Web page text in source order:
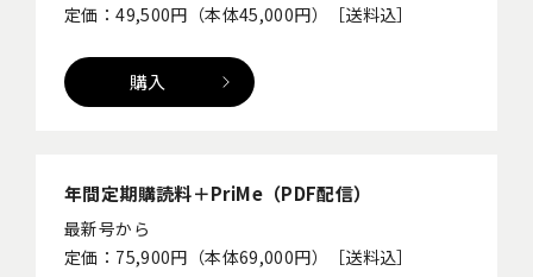
定価：49,500円（本体45,000円）［送料込］
購入
年間定期購読料＋PriMe（PDF配信）
最新号から
定価：75,900円（本体69,000円）［送料込］